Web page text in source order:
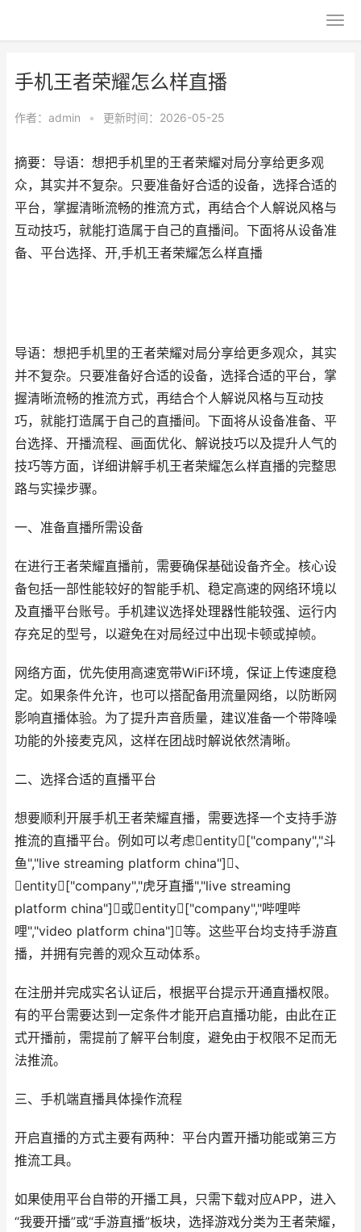
手机王者荣耀怎么样直播
作者： admin • 更新时间：2026-05-25
摘要：导语：想把手机里的王者荣耀对局分享给更多观
众，其实并不复杂。只要准备好合适的设备，选择合适的
平台，掌握清晰流畅的推流方式，再结合个人解说风格与
互动技巧，就能打造属于自己的直播间。下面将从设备准
备、平台选择、开,手机王者荣耀怎么样直播
导语：想把手机里的王者荣耀对局分享给更多观众，其实
并不复杂。只要准备好合适的设备，选择合适的平台，掌
握清晰流畅的推流方式，再结合个人解说风格与互动技
巧，就能打造属于自己的直播间。下面将从设备准备、平
台选择、开播流程、画面优化、解说技巧以及提升人气的
技巧等方面，详细讲解手机王者荣耀怎么样直播的完整思
路与实操步骤。
一、准备直播所需设备
在进行王者荣耀直播前，需要确保基础设备齐全。核心设
备包括一部性能较好的智能手机、稳定高速的网络环境以
及直播平台账号。手机建议选择处理器性能较强、运行内
存充足的型号，以避免在对局经过中出现卡顿或掉帧。
网络方面，优先使用高速宽带WiFi环境，保证上传速度稳
定。如果条件允许，也可以搭配备用流量网络，以防断网
影响直播体验。为了提升声音质量，建议准备一个带降噪
功能的外接麦克风，这样在团战时解说依然清晰。
二、选择合适的直播平台
想要顺利开展手机王者荣耀直播，需要选择一个支持手游
推流的直播平台。例如可以考虑entity["company","斗
鱼","live streaming platform china"]、
entity["company","虎牙直播","live streaming
platform china"]或entity["company","哔哩哔
哩","video platform china"]等。这些平台均支持手游直
播，并拥有完善的观众互动体系。
在注册并完成实名认证后，根据平台提示开通直播权限。
有的平台需要达到一定条件才能开启直播功能，由此在正
式开播前，需提前了解平台制度，避免由于权限不足而无
法推流。
三、手机端直播具体操作流程
开启直播的方式主要有两种：平台内置开播功能或第三方
推流工具。
如果使用平台自带的开播工具，只需下载对应APP，进入
“我要开播”或“手游直播”板块，选择游戏分类为王者荣耀，